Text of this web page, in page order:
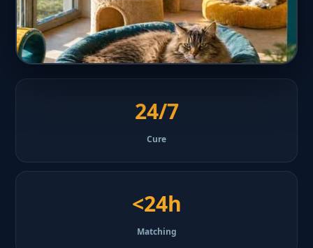
24/7
Cure
<24h
Matching